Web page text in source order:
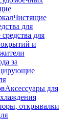
Чистящие
для
для
и
за
Аксессуары для
открывалки